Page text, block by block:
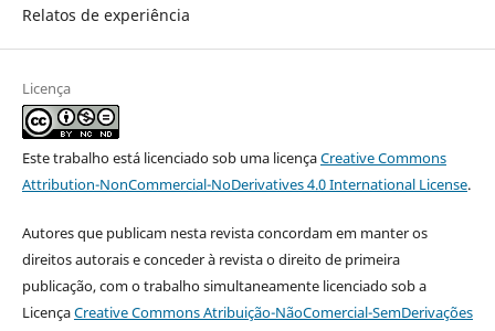
Relatos de experiência
Licença
Este trabalho está licenciado sob uma licençaCreative Commons
Attribution-NonCommercial-NoDerivatives 4.0 International License.
Autores que publicam nesta revista concordam em manter os
direitos autorais e conceder à revista o direito de primeira
publicação, com o trabalho simultaneamente licenciado sob a
LicençaCreative Commons Atribuição-NãoComercial-SemDerivações